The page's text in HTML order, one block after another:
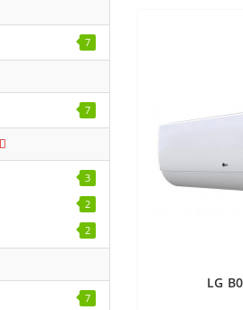
7
7
3
2
2
7
LG